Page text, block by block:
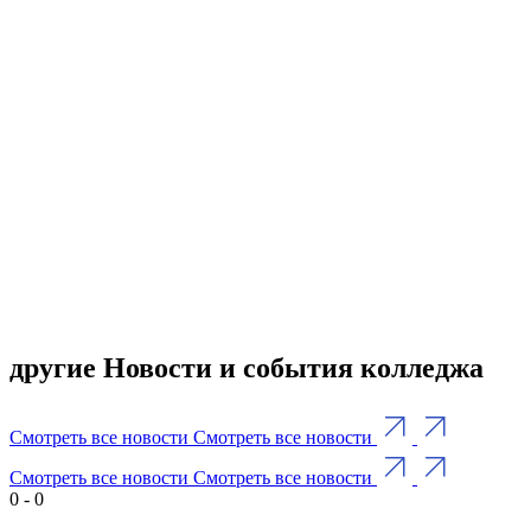
другие Новости и события колледжа
Смотреть все новости Смотреть все новости
Смотреть все новости Смотреть все новости
0 - 0